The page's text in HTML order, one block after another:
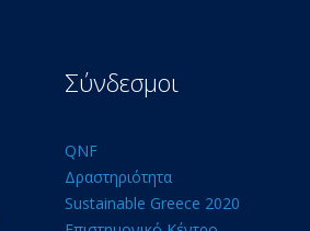
Σύνδεσμοι
QNF
Δραστηριότητα
Sustainable Greece 2020